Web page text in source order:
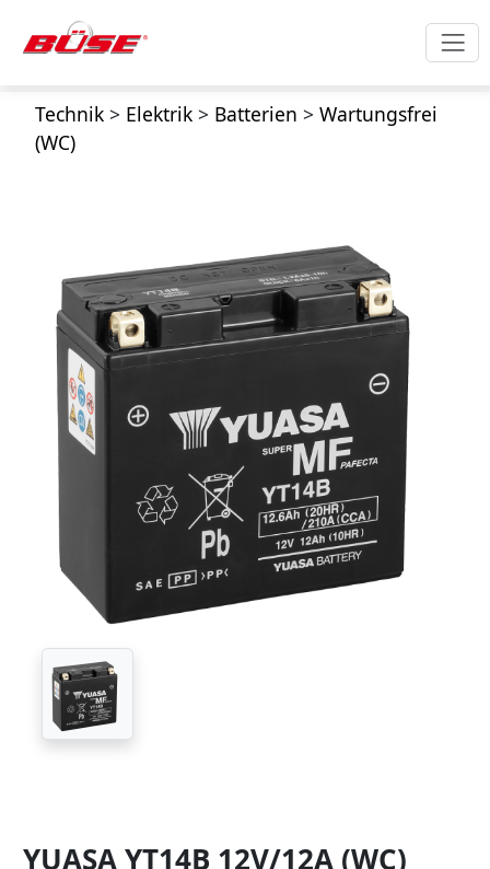
Technik> Elektrik> Batterien > Wartungsfrei
(WC)
YUASA YT14B 12V/12A (WC)